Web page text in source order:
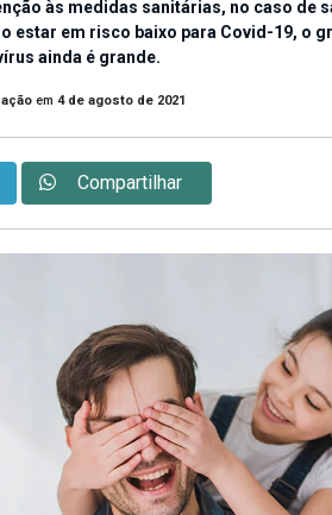
às medidas sanitárias, no caso de
estar em risco baixo para Covid-19, o
ainda é grande.
em 4 de agosto de 2021
Compartilhar